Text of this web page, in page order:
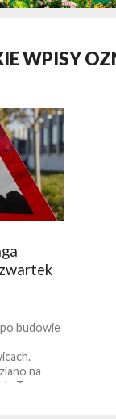
WPISY
budowie
na
To...